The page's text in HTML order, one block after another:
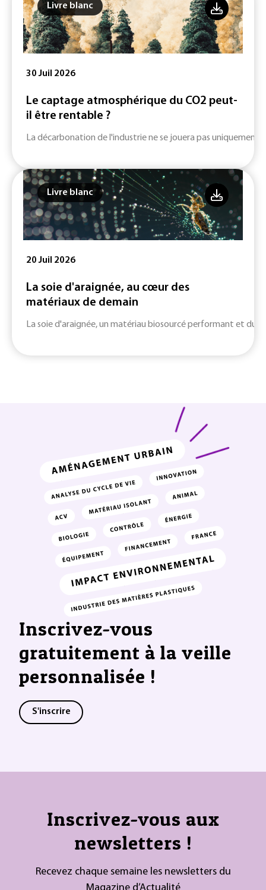
Livre blanc
30 Juil 2026
Le captage atmosphérique du CO2 peut-
il être rentable ?
La décarbonation de l'industrie ne se jouera pas uniquement
Livre blanc
20 Juil 2026
La soie d'araignée, au cœur des
matériaux de demain
La soie d'araignée, un matériau biosourcé performant et
Inscrivez-vous
gratuitement à la veille
personnalisée !
S'inscrire
Inscrivez-vous aux
newsletters !
Recevez chaque semaine les newsletters du
Magazine d’Actualité